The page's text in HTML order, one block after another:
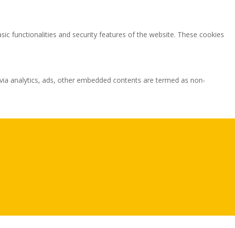
functionalities and security features of the website. These cookies
analytics, ads, other embedded contents are termed as non-